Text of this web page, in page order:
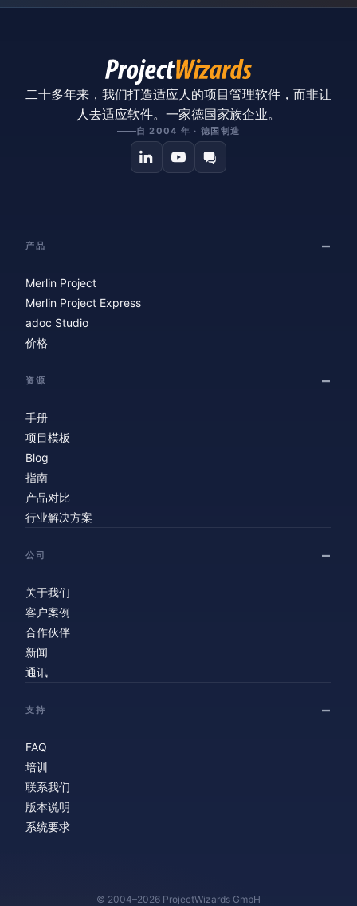
二十多年来，我们打造适应人的项目管理软件，而非让
人去适应软件。一家德国家族企业。
自 2004 年 · 德国制造
产品
Merlin Project
Merlin Project Express
adoc Studio
价格
资源
手册
项目模板
Blog
指南
产品对比
行业解决方案
公司
关于我们
客户案例
合作伙伴
新闻
通讯
支持
FAQ
培训
联系我们
版本说明
系统要求
© 2004–2026 ProjectWizards GmbH